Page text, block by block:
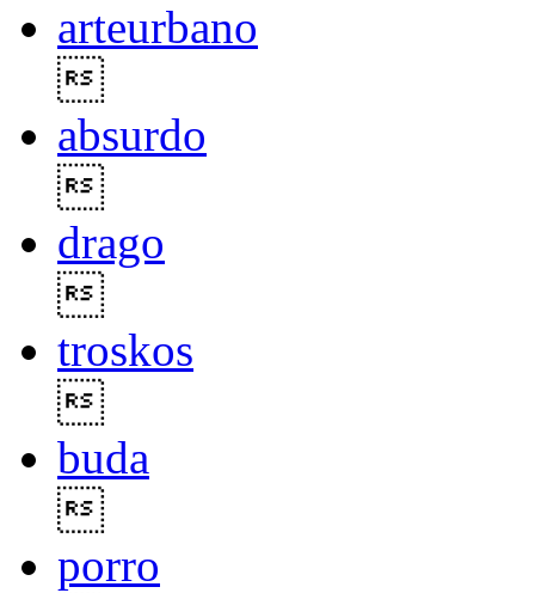
arteurbano
absurdo
drago
troskos
buda
porro